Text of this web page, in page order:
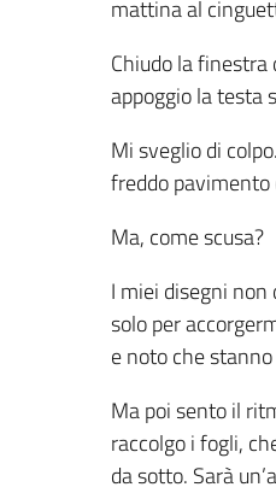
mattina al
Chiudo la
appoggio la testa
Mi sveglio di
freddo pavimento
Ma, come scusa?
I miei disegni
solo per
e noto che
Ma poi sento il
raccolgo i fogli,
da sotto. Sarà